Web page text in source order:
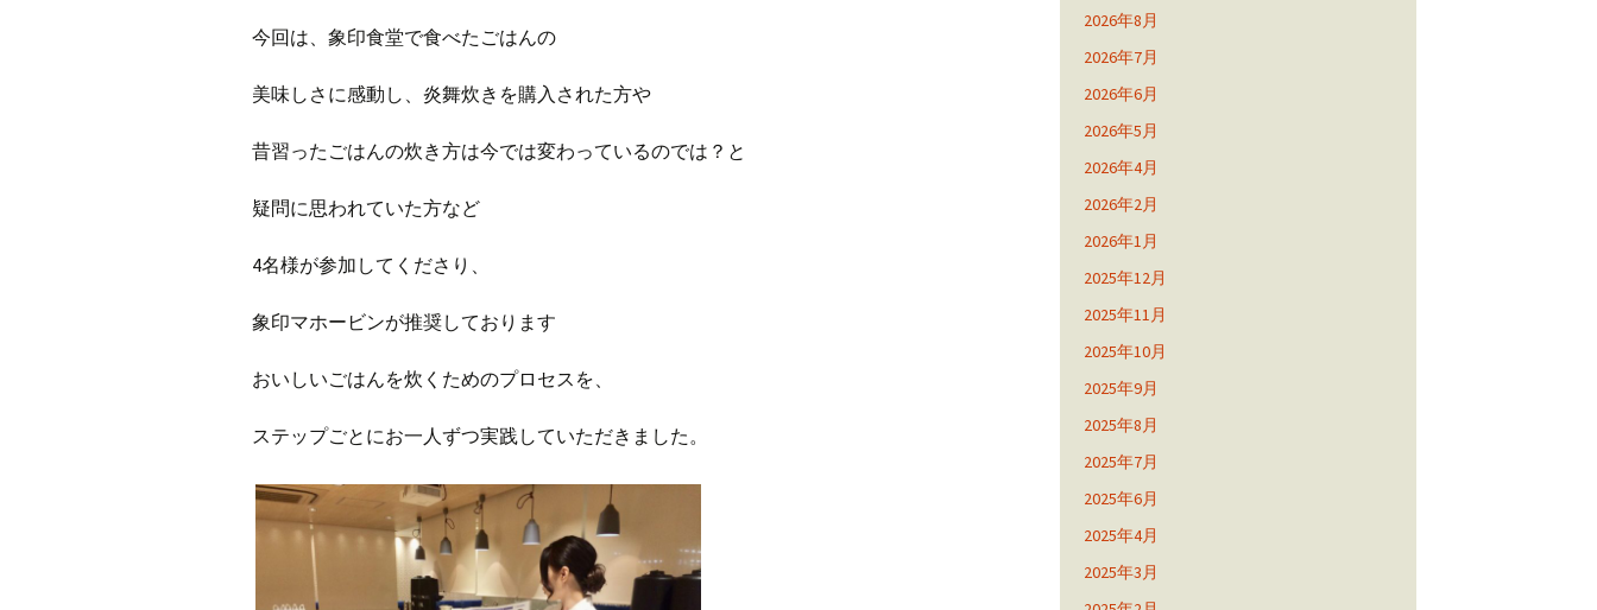
今回は、象印食堂で食べたごはんの
美味しさに感動し、炎舞炊きを購入された方や
昔習ったごはんの炊き方は今では変わっているのでは？と
疑問に思われていた方など
4名様が参加してくださり、
象印マホービンが推奨しております
おいしいごはんを炊くためのプロセスを、
ステップごとにお一人ずつ実践していただきました。
2026年8月
2026年7月
2026年6月
2026年5月
2026年4月
2026年2月
2026年1月
2025年12月
2025年11月
2025年10月
2025年9月
2025年8月
2025年7月
2025年6月
2025年4月
2025年3月